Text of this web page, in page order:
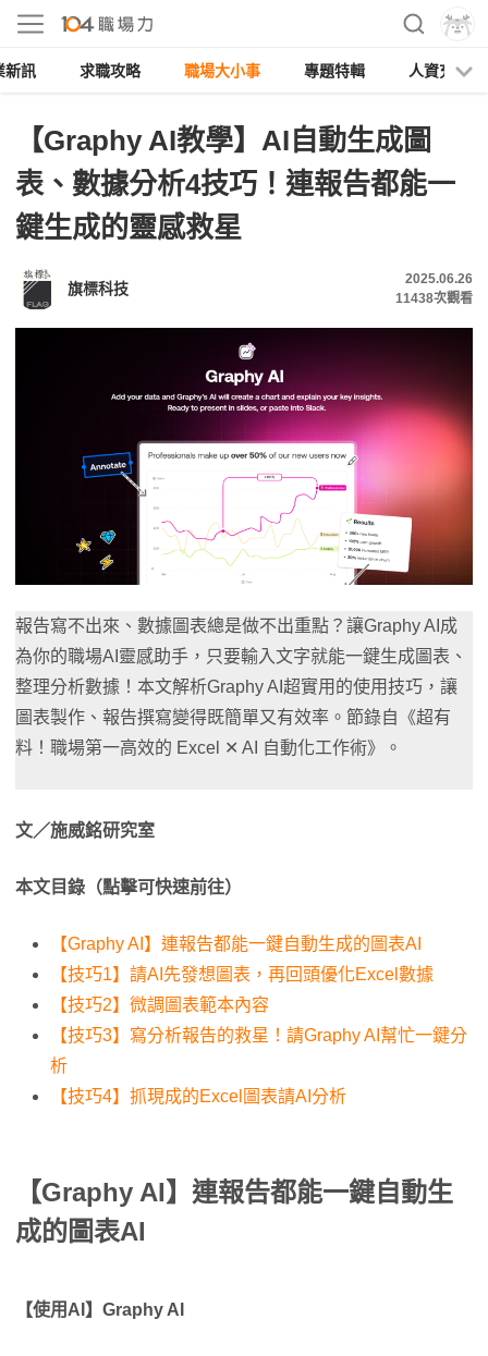
新訊 求職攻略 職場大小事 專題特輯 人資充電
【Graphy AI教學】AI自動生成圖
表、數據分析4技巧！連報告都能一
鍵生成的靈感救星
旗標科技
2025.06.26
11438次觀看
報告寫不出來、數據圖表總是做不出重點？讓Graphy AI成
為你的職場AI靈感助手，只要輸入文字就能一鍵生成圖表、
整理分析數據！本文解析Graphy AI超實用的使用技巧，讓
圖表製作、報告撰寫變得既簡單又有效率。節錄自《超有
料！職場第一高效的 Excel ✕ AI 自動化工作術》。
文／施威銘研究室
本文目錄（點擊可快速前往）
【Graphy AI】連報告都能一鍵自動生成的圖表AI
【技巧1】請AI先發想圖表，再回頭優化Excel數據
【技巧2】微調圖表範本內容
【技巧3】寫分析報告的救星！請Graphy AI幫忙一鍵分
析
【技巧4】抓現成的Excel圖表請AI分析
【Graphy AI】連報告都能一鍵自動生
成的圖表AI
【使用AI】Graphy AI